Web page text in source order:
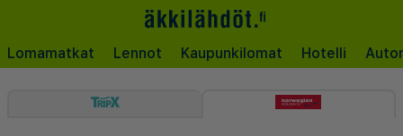
Lomamatkat Lennot Kaupunkilomat Hotelli